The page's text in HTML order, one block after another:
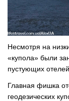
Несмотря на
«купола» были
пустующих
Главная фишка
геодезических